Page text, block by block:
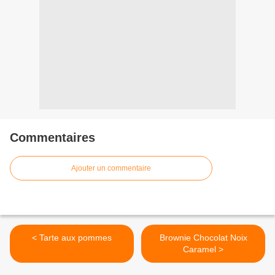
Commentaires
Ajouter un commentaire
< Tarte aux pommes
Brownie Chocolat Noix
Caramel >